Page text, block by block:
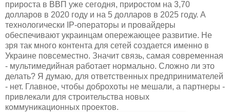
прироста в ВВП уже сегодня, приростом на 3,70
долларов в 2020 году и на 5 долларов в 2025 году. А
технологически IP-операторы и провайдеры
обеспечивают украинцам опережающее развитие. Не
зря так много контента для сетей создается именно в
Украине повсеместно. Значит связь, самая современная
- мультимедийная работает нормально. Сложно ли это
делать? Я думаю, для ответственных предпринимателей
- нет. Главное, чтобы доброхоты не мешали, а партнеры -
привлекали для строительства новых
коммуникационных проектов.